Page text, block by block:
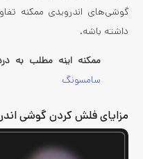
گوشی‌های اندرویدی ممکنه
داشته باشه.
ممکنه اینه مطلب به
سامسونگ
مزایای فلش کردن گوشی